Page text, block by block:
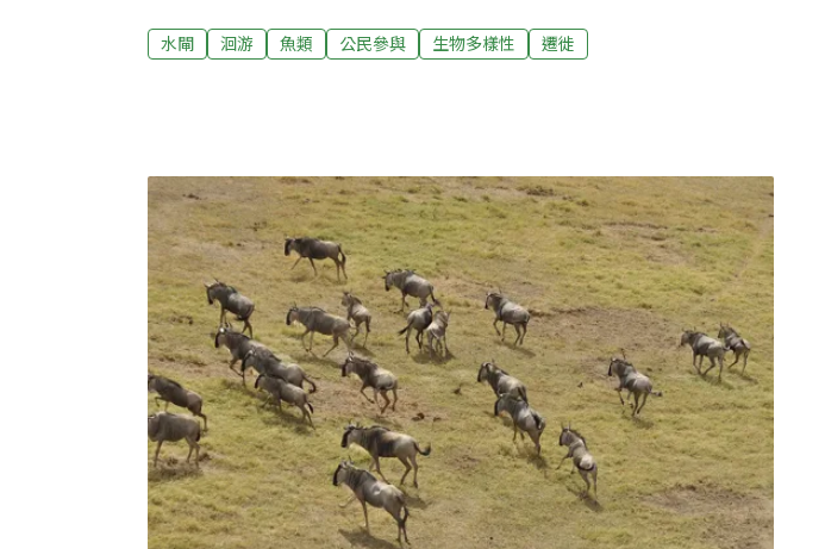
入第五個年頭。魚群遷徙遇阻數年前，生態學家奈絲（Anne Nijs）及馮赫
克倫（Mark van Heukelum）在烏特勒支運河旁欣賞藝術品時，意外發現閘
河（River Vecht）到克羅莫河（River Kromme），卻困在閘門前。「每年
的這個時候都沒有船隻經過烏特勒支，所以船閘很少打開」，奈絲解釋。
魚群困在閘門口游不出去，會浪費
水閘 洄游 魚類 公民參與 生物多樣性 遷徙